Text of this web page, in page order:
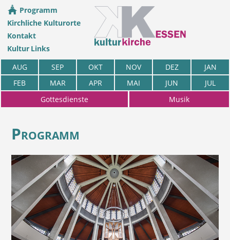
Programm
Kirchliche Kulturorte
Kontakt
Kultur Links
AUG
SEP OKT NOV DEZ
JAN
FEB
MAR APR MAI JUN
JUL
Gottesdienste
Musik
Programm